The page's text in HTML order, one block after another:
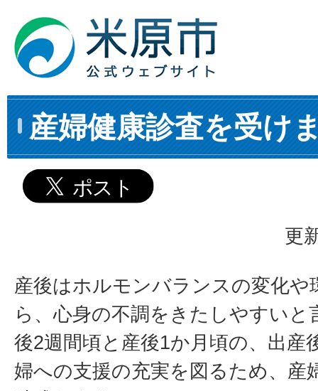
産婦健康診査を受け
更
産後はホルモンバランスの変化や
ら、心身の不調をきたしやすい
後2週間頃と産後1か月頃の、出産
婦への支援の充実を図るため、産